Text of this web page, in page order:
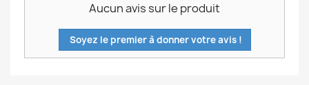
Aucun avis sur le produit
Soyez le premier à donner votre avis !